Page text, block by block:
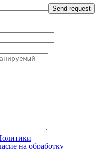
на обработку